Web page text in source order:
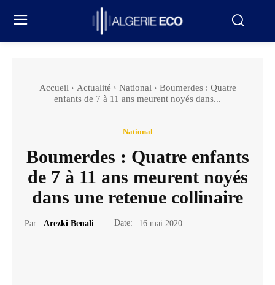
Accueil Actualité National
Boumerdes : Quatre
enfants de 7 à 11 ans meurent noyés dans...
National
Boumerdes : Quatre enfants
de 7 à 11 ans meurent noyés
dans une retenue collinaire
Par: Arezki Benali Date: 16 mai 2020